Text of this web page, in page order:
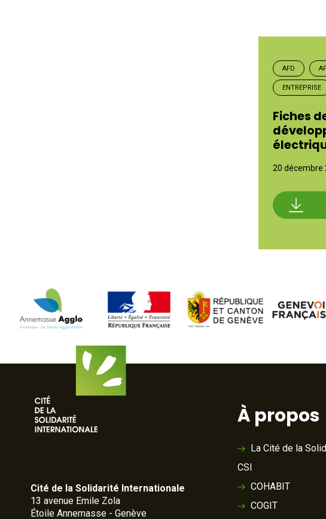
AFD
ENTREPRISE
Fiches
20 décembre
Cité de la Solidarité Internationale
13 avenue Emile Zola
Étoile Annemasse - Genève
À propos
La Cité de la
CSI
COHABIT
COGIT